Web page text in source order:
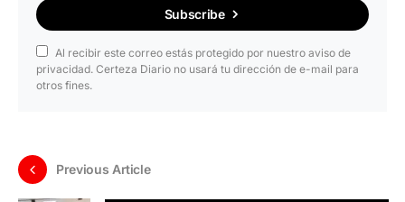
Subscribe
Al recibir este correo estás protegido por nuestro aviso de
privacidad. Certeza Diario no usará tu dirección de e-mail para
otros fines.
Previous Article